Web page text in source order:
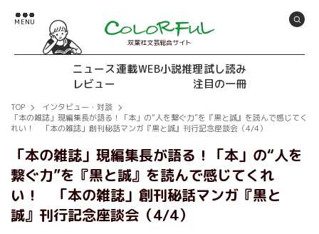
双葉社文芸総合サイト
ニュース連載WEB小説推理試し読み
レビュー
注目の一冊
TOP
インタビュー・対談
「本の雑誌」現編集長が語る！「本」の“人を繋ぐ力”を『黒と誠』を読んで感じてく
れい！ 「本の雑誌」創刊秘話マンガ『黒と誠』刊行記念座談会（4/4）
「本の雑誌」現編集長が語る！「本」の“人を
繋ぐ力”を『黒と誠』を読んで感じてくれ
い！ 「本の雑誌」創刊秘話マンガ『黒と
誠』刊行記念座談会（4/4）